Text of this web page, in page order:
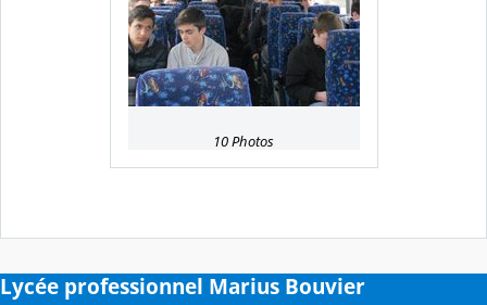
10 Photos
Lycée professionnel Marius Bouvier